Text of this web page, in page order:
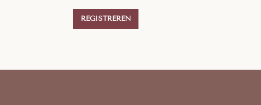
REGISTREREN